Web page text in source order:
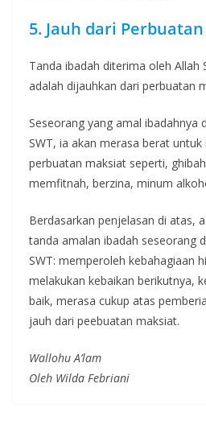
5. Jauh dari
Tanda ibadah diterima oleh Allah
adalah dijauhkan dari perbuatan
Seseorang yang amal ibadahnya
SWT, ia akan merasa berat untuk
perbuatan maksiat seperti,
memfitnah, berzina, minum
Berdasarkan penjelasan di atas,
tanda amalan ibadah seseorang
SWT: memperoleh kebahagiaan
melakukan kebaikan berikutnya,
baik, merasa cukup atas
jauh dari peebuatan maksiat.
Wallohu A’lam
Oleh Wilda Febriani